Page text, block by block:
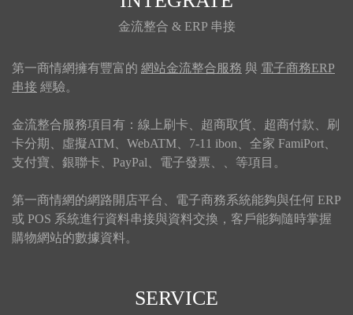
金流整合 & ERP 串接
第一商情網擁有豐富的 網站金流整合服務 與 電子商務ERP
串接 經驗。
金流整合服務項目有：線上刷卡、超商取貨、超商付款、刷
卡分期、虛擬ATM、WebATM、7-11 ibon、全家 FamiPort、
支付寶、銀聯卡、PayPal、電子發票、、等項目。
第一商情網的網路開店平台、電子商務系統能夠與任何 ERP
或 POS 系統進行資料串接與資料交換，客戶能夠隨時掌握
購物網站的數據資料。
SERVICE